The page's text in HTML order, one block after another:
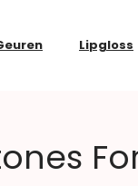
Lipgloss